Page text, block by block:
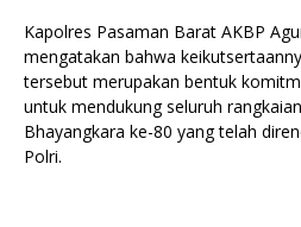
Kapolres Pasaman Barat AKBP
mengatakan bahwa
tersebut merupakan bentuk
untuk mendukung seluruh
Bhayangkara ke-80 yang telah
Polri.